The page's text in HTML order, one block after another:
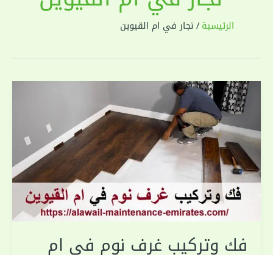
الرئيسية نجار في ام القيوين
فك وتركيب غرف نوم في ام